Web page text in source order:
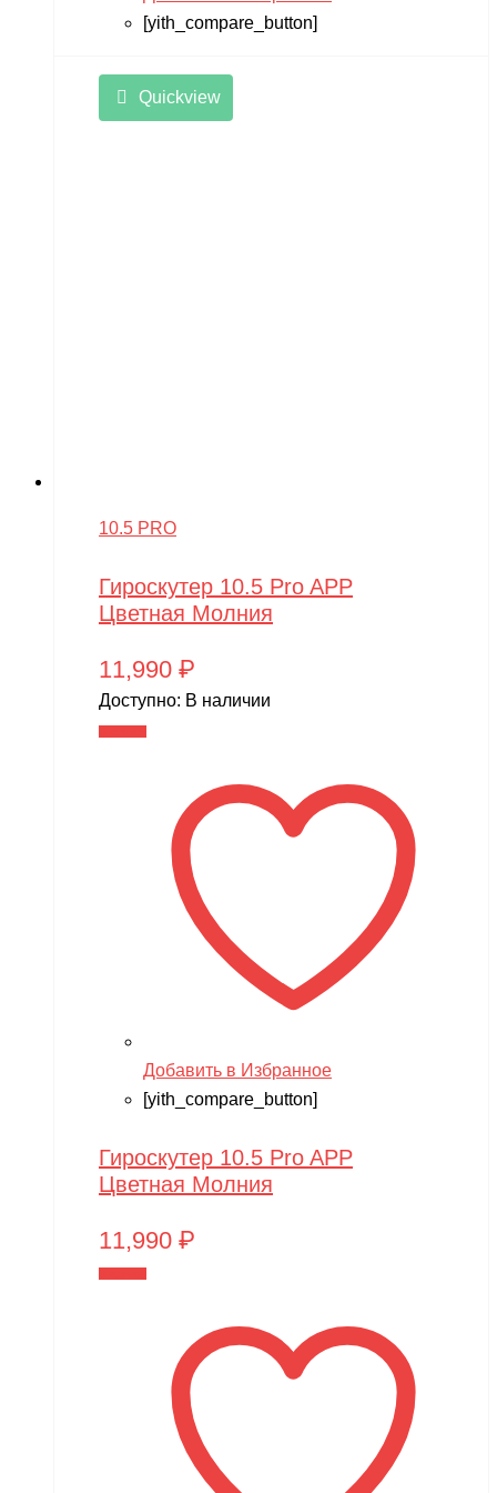
[yith_compare_button]
Quickview
10.5 PRO
Гироскутер 10.5 Pro APP
Цветная Молния
11,990 ₽
Доступно: В наличии
Добавить в Избранное
[yith_compare_button]
Гироскутер 10.5 Pro APP
Цветная Молния
11,990 ₽